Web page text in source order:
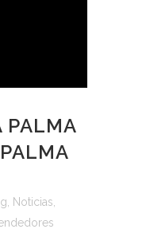
PALMA
Noticias